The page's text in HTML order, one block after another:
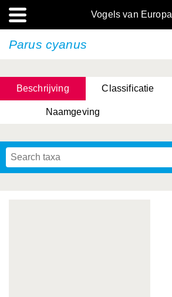
Vogels van Europa
Parus cyanus
Beschrijving Classificatie
Naamgeving